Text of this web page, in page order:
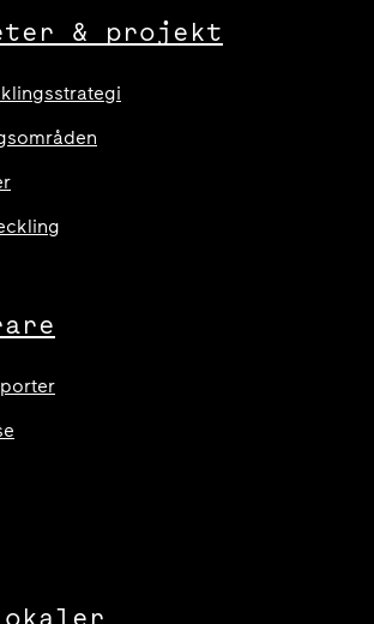
& projekt